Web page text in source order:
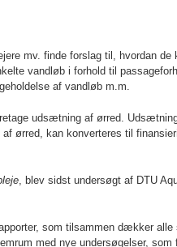
mv. finde forslag til, hvordan
vandløb i forhold til
af vandløb m.m.
udsætning af ørred.
ørred, kan konverteres til
, blev sidst undersøgt af DTU
som tilsammen dækker
med nye undersøgelser, som